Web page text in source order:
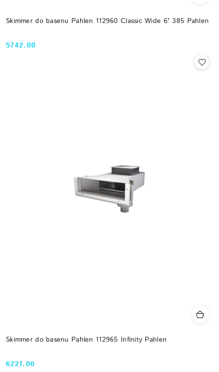
Skimmer do basenu Pahlen 112960 Classic Wide 6° 385 Pahlen
Cena:
5742.00
Skimmer do basenu Pahlen 112965 Infinity Pahlen
Cena:
6221.00